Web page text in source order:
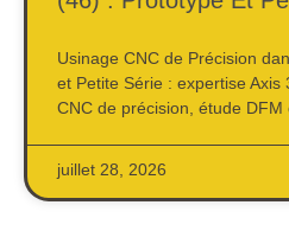
Usinage CNC de Précision
et Petite Série : expertise Axis
CNC de précision, étude
juillet 28, 2026